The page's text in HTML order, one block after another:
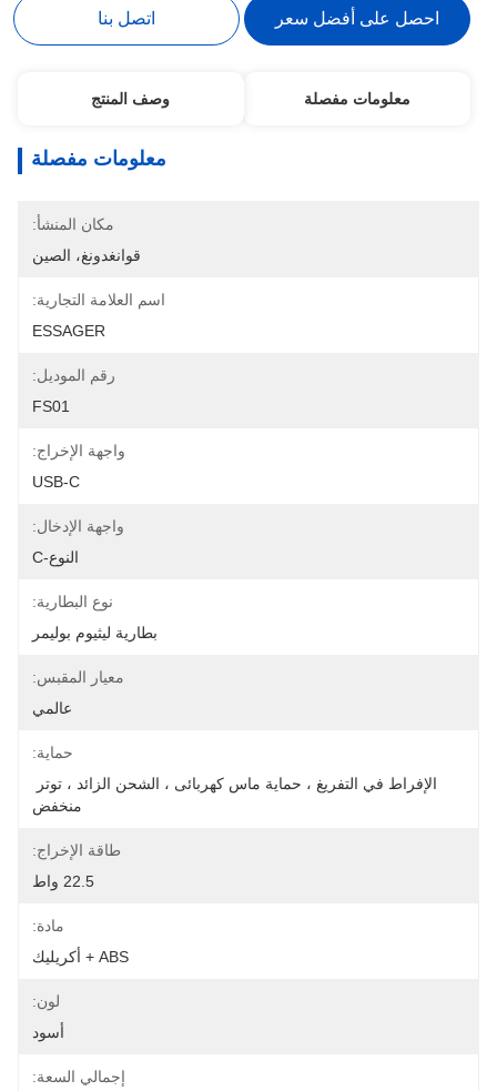
احصل على أفضل سعر اتصل بنا
معلومات مفصلة وصف المنتج
معلومات مفصلة
مكان المنشأ:
قوانغدونغ، الصين
اسم العلامة التجارية:
ESSAGER
رقم الموديل:
FS01
واجهة الإخراج:
USB-C
واجهة الإدخال:
النوع-C
نوع البطارية:
بطارية ليثيوم بوليمر
معيار المقبس:
عالمي
حماية:
منخفض
طاقة الإخراج:
22.5 واط
مادة:
ABS + أكريليك
لون:
أسود
إجمالي السعة: